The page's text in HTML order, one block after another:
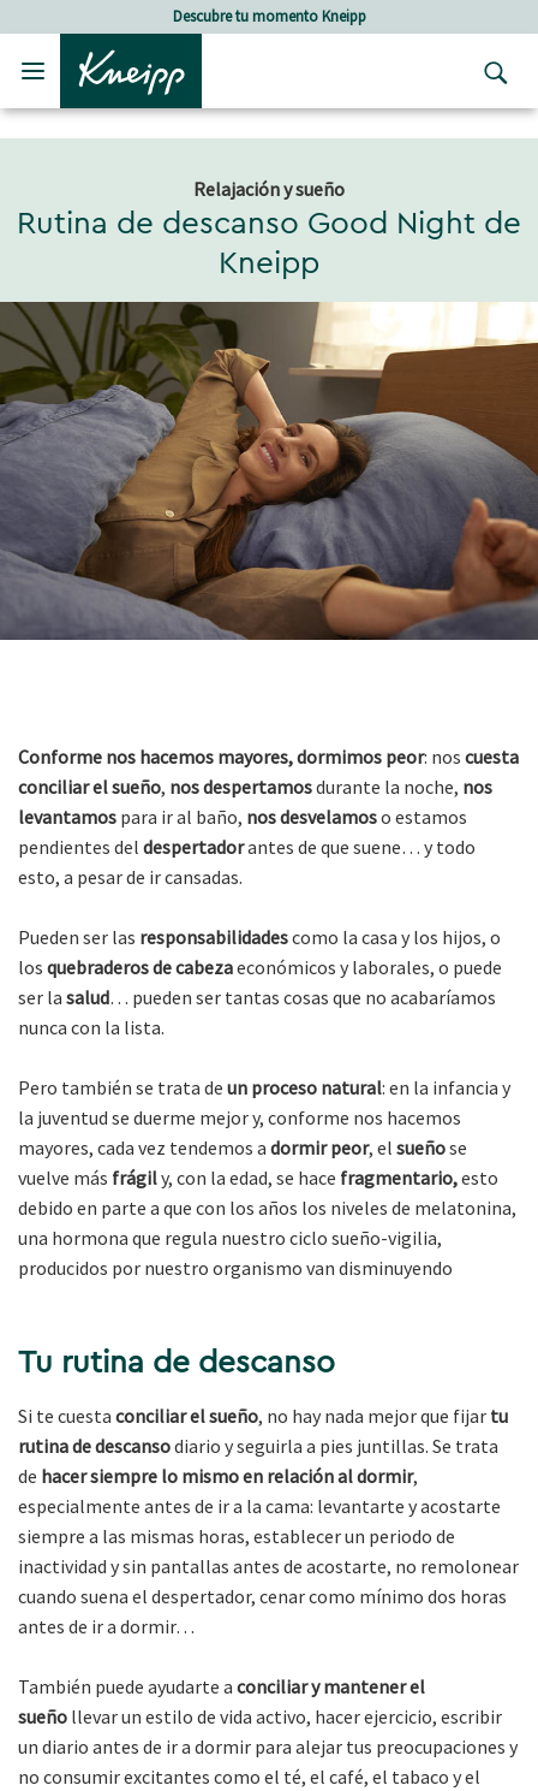
Skip to main content
Skip to footer contentDescubre tu momento Kneipp
Relajación y sueño
Rutina de descanso Good Night de
Kneipp
Conforme nos hacemos mayores,dormimos peor: nos cuesta
conciliar el sueño, nos despertamosdurante la noche, nos
levantamos para ir al baño, nos desvelamoso estamos
pendientes del despertadorantes de que suene… y todo
esto, a pesar de ir cansadas.
Pueden ser las responsabilidadescomo la casa y los hijos, o
los quebraderos de cabezaeconómicos y laborales, o puede
ser la salud… pueden ser tantas cosas que no acabaríamos
nunca con la lista.
Pero también se trata de un proceso natural: en la infancia y
la juventud se duerme mejor y, conforme nos hacemos
mayores, cada vez tendemos a dormir peor, el sueñose
vuelve más frágily, con la edad, se hace fragmentario,esto
debido en parte a que con los años los niveles de melatonina,
una hormona que regula nuestro ciclo sueño-vigilia,
producidos por nuestro organismo van disminuyendo
Tu rutina de descanso
Si te cuesta conciliar el sueño, no hay nada mejor que fijar tu
rutina de descansodiario y seguirla a pies juntillas. Se trata
de hacer siempre lo mismo en relación al dormir,
especialmente antes de ir a la cama: levantarte y acostarte
siempre a las mismas horas, establecer un periodo de
inactividad y sin pantallas antes de acostarte, no remolonear
cuando suena el despertador, cenar como mínimo dos horas
antes de ir a dormir…
También puede ayudarte a conciliar y mantener el
sueño llevar un estilo de vida activo, hacer ejercicio, escribir
un diario antes de ir a dormir para alejar tus preocupaciones y
no consumir excitantes como el té, el café, el tabaco y el